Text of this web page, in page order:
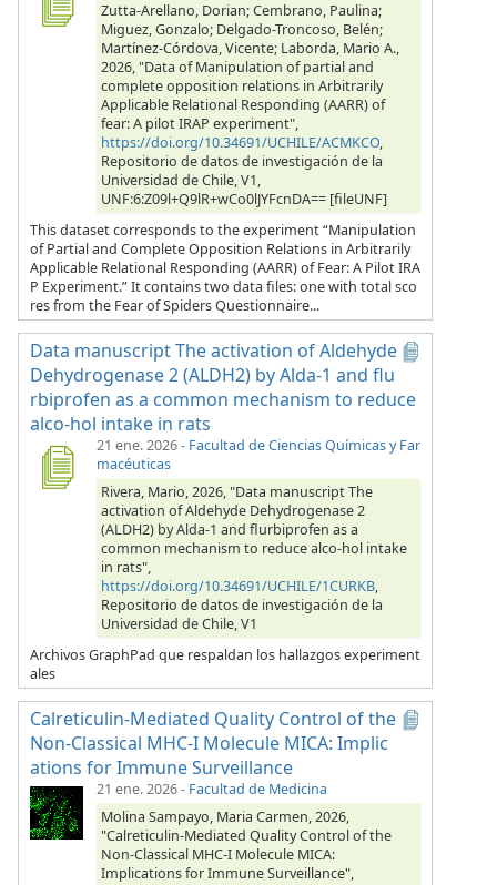
Zutta-Arellano, Dorian; Cembrano, Paulina;
Miguez, Gonzalo; Delgado-Troncoso, Belén;
Martínez-Córdova, Vicente; Laborda, Mario A.,
2026, "Data of Manipulation of partial and
complete opposition relations in Arbitrarily
Applicable Relational Responding (AARR) of
fear: A pilot IRAP experiment",
https://doi.org/10.34691/UCHILE/ACMKCO,
Repositorio de datos de investigación de la
Universidad de Chile, V1,
UNF:6:Z09l+Q9lR+wCo0lJYFcnDA== [fileUNF]
This dataset corresponds to the experiment “Manipulation
of Partial and Complete Opposition Relations in Arbitrarily
Applicable Relational Responding (AARR) of Fear: A Pilot IRA
P Experiment.” It contains two data files: one with total sco
res from the Fear of Spiders Questionnaire...
Data manuscript The activation of Aldehyde
Dehydrogenase 2 (ALDH2) by Alda-1 and flu
rbiprofen as a common mechanism to reduce
alco-hol intake in rats
21 ene. 2026- Facultad de Ciencias Químicas y Far
macéuticas
Rivera, Mario, 2026, "Data manuscript The
activation of Aldehyde Dehydrogenase 2
(ALDH2) by Alda-1 and flurbiprofen as a
common mechanism to reduce alco-hol intake
in rats",
https://doi.org/10.34691/UCHILE/1CURKB,
Repositorio de datos de investigación de la
Universidad de Chile, V1
Archivos GraphPad que respaldan los hallazgos experiment
ales
Calreticulin-Mediated Quality Control of the
Non-Classical MHC-I Molecule MICA: Implic
ations for Immune Surveillance
21 ene. 2026- Facultad de Medicina
Molina Sampayo, Maria Carmen, 2026,
"Calreticulin-Mediated Quality Control of the
Non-Classical MHC-I Molecule MICA:
Implications for Immune Surveillance",